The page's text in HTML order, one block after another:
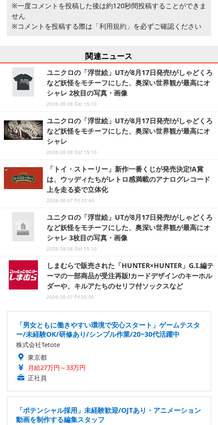
※一度コメントを投稿した後は約120秒間投稿することができま
せん
※コメントを投稿する際は 「利用規約」 を必ずご確認ください
関連ニュース
ユニクロの「浮世絵」UTが8月17日発売!がしゃどくろ
など妖怪をモチーフにした、奥深い世界観が最高にオ
シャレ 2枚目の写真・画像
2026.08.08 Sat 15:10
ユニクロの「浮世絵」UTが8月17日発売!がしゃどくろ
など妖怪をモチーフにした、奥深い世界観が最高にオ
シャレ
2026.08.08 Sat 15:10
「トイ・ストーリー」新作一番くじが発売決定!A賞
は、ウッディたちがレトロ感満載のアナログレコード
上を走る姿で立体化
2026.08.07 Fri 03:40
ユニクロの「浮世絵」UTが8月17日発売!がしゃどくろ
など妖怪をモチーフにした、奥深い世界観が最高にオ
シャレ 3枚目の写真・画像
2026.08.08 Sat 15:10
しまむらで販売された「HUNTER×HUNTER」G.I.編テ
ーマの一部商品が受注再販!カードデザインのキーホル
ダーや、キルアたちのセリフ付ソックスなど
2026.08.07 Fri 02:00
「男女ともに働きやすい環境で安心スタート」ゲームテスタ
ー/未経験OK/研修あり/シンプル作業/20~30代活躍中
株式会社Tetote
東京都
月給27万円～33万円
正社員
「ポテンシャル採用」未経験歓迎/OJTあり・アニメーション
動画を制作する編集スタッフ